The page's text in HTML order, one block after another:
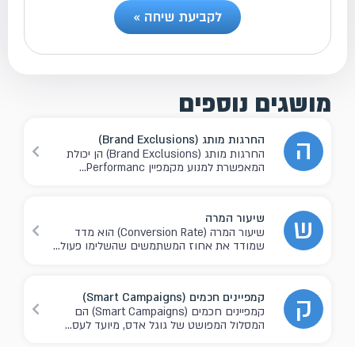
לקביעת שיחה »
מושגים נוספים
ה
החרגות מותג (Brand Exclusions)
החרגות מותג (Brand Exclusions) הן יכולת
המאפשרת למנוע מקמפיין Performanc...
ש
שיעור המרה
שיעור המרה (Conversion Rate) הוא מדד
שמודד את אחוז המשתמשים שהשלימו פעול...
ק
קמפיינים חכמים (Smart Campaigns)
קמפיינים חכמים (Smart Campaigns) הם
המסלול המפושט של גוגל אדס, מיועד לעס...